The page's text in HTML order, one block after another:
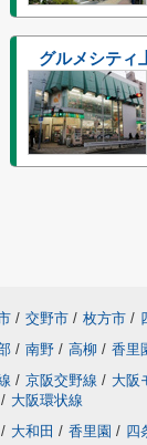
グルメシティ
/ 交野市 / 枚方市 /
/ 南野 / 高柳 / 香里
/ 京阪交野線 / 大阪
/ 大阪環状線
/ 大和田 / 香里園 / 四